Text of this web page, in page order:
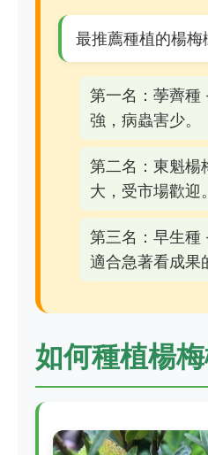
最推薦種植的楊梅
第一名：荸薺種
強，病蟲害少。
第二名：東魁楊
大，受市場歡迎。
第三名：早生種
適合急著看成果
如何種植楊